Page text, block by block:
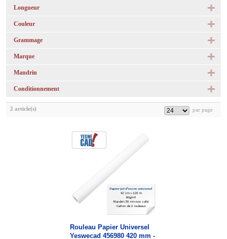
Longueur
Couleur
Grammage
Marque
Mandrin
Conditionnement
2 article(s)
Rouleau Papier Universel
Yeswecad 456980 420 mm -